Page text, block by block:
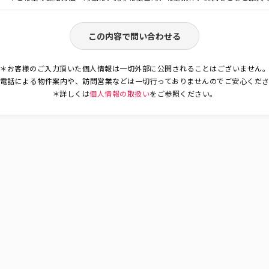
この内容で問い合わせる
＊お客様のご入力頂いた個人情報は一切外部に公開されることはございません。
話による物件案内や、訪問営業などは一切行っておりませんのでご安心くださ
＊詳しくは個人情報の取扱いをご参照ください。